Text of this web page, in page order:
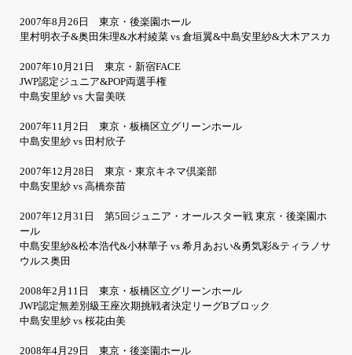
2007年8月26日 東京・後楽園ホール
里村明衣子&奥田朱理&水村綾菜 vs 倉垣翼&中島安里紗&大木アスカ
2007年10月21日 東京・新宿FACE
JWP認定ジュニア&POP両選手権
中島安里紗 vs 大畠美咲
2007年11月2日 東京・板橋区立グリーンホール
中島安里紗 vs 田村欣子
2007年12月28日 東京・東京キネマ倶楽部
中島安里紗 vs 高橋奈苗
2007年12月31日 第5回ジュニア・オールスター戦 東京・後楽園ホ
ール
中島安里紗&松本浩代&小林華子 vs 希月あおい&勇気彩&ティラノサ
ウルス奥田
2008年2月11日 東京・板橋区立グリーンホール
JWP認定無差別級王座次期挑戦者決定リーグBブロック
中島安里紗 vs 桜花由美
2008年4月29日 東京・後楽園ホール